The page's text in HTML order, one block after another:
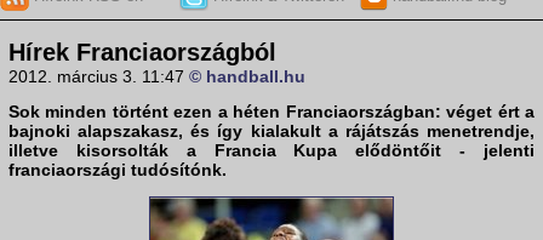
Hírek Franciaországból
2012. március 3. 11:47 © handball.hu
Sok minden történt ezen a héten Franciaországban: véget ért a
bajnoki alapszakasz, és így kialakult a rájátszás menetrendje,
illetve kisorsolták a Francia Kupa elődöntőit - jelenti
franciaországi tudósítónk.